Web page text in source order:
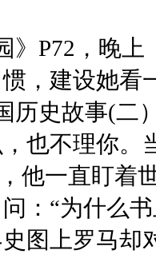
》P72，晚
，建设她看
历史故事(二
也不理你。
他一直盯着
：“为什么
图上罗马却